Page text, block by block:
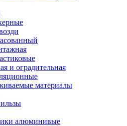
и оградительная
матeриалы
алюминивые